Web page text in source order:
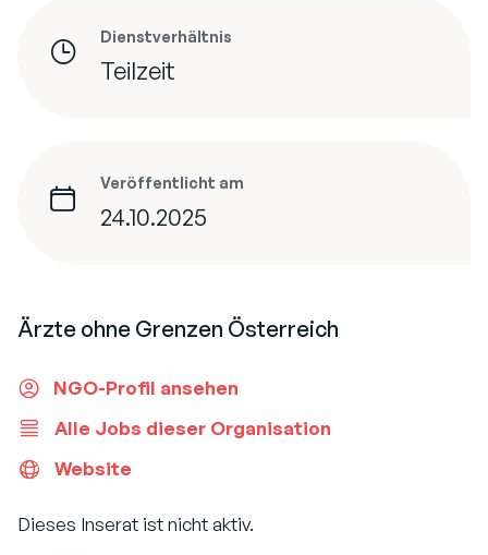
Dienstverhältnis
Teilzeit
Veröffentlicht am
24.10.2025
Ärzte ohne Grenzen Österreich
NGO-Profil ansehen
Alle Jobs dieser Organisation
Website
Dieses Inserat ist nicht aktiv.